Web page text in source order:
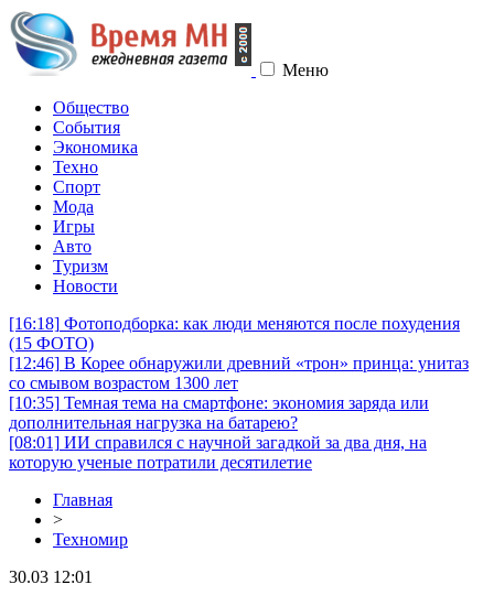
Меню
Общество
События
Экономика
Техно
Спорт
Мода
Игры
Авто
Туризм
Новости
[16:18] Фотоподборка: как люди меняются после похудения
(15 ФОТО)
[12:46] В Корее обнаружили древний «трон» принца: унитаз
со смывом возрастом 1300 лет
[10:35] Темная тема на смартфоне: экономия заряда или
дополнительная нагрузка на батарею?
[08:01] ИИ справился с научной загадкой за два дня, на
которую ученые потратили десятилетие
Главная
>
Техномир
30.03 12:01